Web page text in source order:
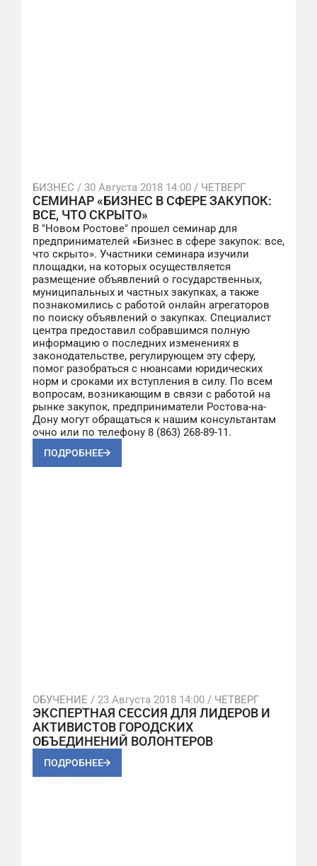
БИЗНЕС / 30 Августа 2018 14:00 / ЧЕТВЕРГ
СЕМИНАР «БИЗНЕС В СФЕРЕ ЗАКУПОК:
ВСЕ, ЧТО СКРЫТО»
В "Новом Ростове" прошел семинар для
предпринимателей «Бизнес в сфере закупок: все,
что скрыто». Участники семинара изучили
площадки, на которых осуществляется
размещение объявлений о государственных,
муниципальных и частных закупках, а также
познакомились с работой онлайн агрегаторов
по поиску объявлений о закупках. Специалист
центра предоставил собравшимся полную
информацию о последних изменениях в
законодательстве, регулирующем эту сферу,
помог разобраться с нюансами юридических
норм и сроками их вступления в силу. По всем
вопросам, возникающим в связи с работой на
рынке закупок, предприниматели Ростова-на-
Дону могут обращаться к нашим консультантам
очно или по телефону 8 (863) 268-89-11.
ПОДРОБНЕЕ
ОБУЧЕНИЕ / 23 Августа 2018 14:00 / ЧЕТВЕРГ
ЭКСПЕРТНАЯ СЕССИЯ ДЛЯ ЛИДЕРОВ И
АКТИВИСТОВ ГОРОДСКИХ
ОБЪЕДИНЕНИЙ ВОЛОНТЕРОВ
ПОДРОБНЕЕ